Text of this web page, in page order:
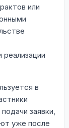
или
реализации
в
заявки,
уже после